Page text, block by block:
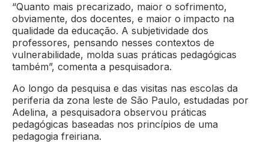
“Quanto mais precarizado, maior o sofrimento,
obviamente, dos docentes, e maior o impacto na
qualidade da educação. A subjetividade dos
professores, pensando nesses contextos de
vulnerabilidade, molda suas práticas pedagógicas
também”, comenta a pesquisadora.
Ao longo da pesquisa e das visitas nas escolas da
periferia da zona leste de São Paulo, estudadas por
Adelina, a pesquisadora observou práticas
pedagógicas baseadas nos princípios de uma
pedagogia freiriana.